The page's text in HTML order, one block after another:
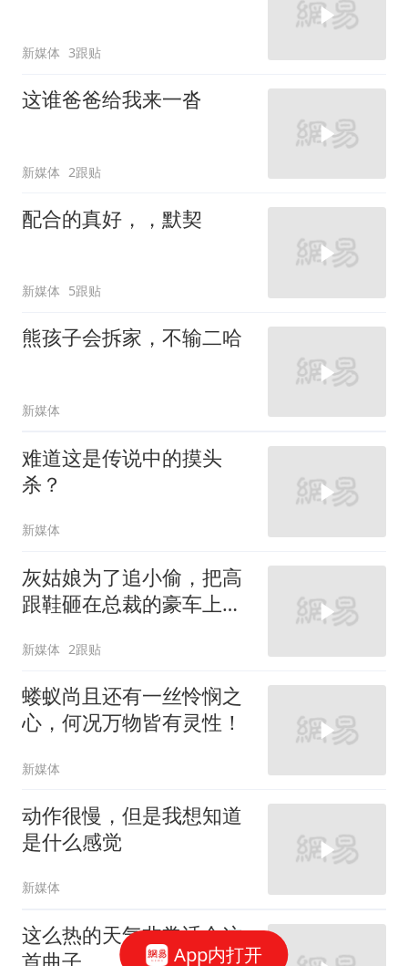
新媒体 3跟贴
这谁爸爸给我来一沓
新媒体 2跟贴
配合的真好，，默契
新媒体 5跟贴
熊孩子会拆家，不输二哈
新媒体
难道这是传说中的摸头
杀？
新媒体
灰姑娘为了追小偷，把高
跟鞋砸在总裁的豪车上，
新媒体 2跟贴
蝼蚁尚且还有一丝怜悯之
心，何况万物皆有灵性！
新媒体
动作很慢，但是我想知道
是什么感觉
新媒体
这么热的天气非常适合这
App内打开